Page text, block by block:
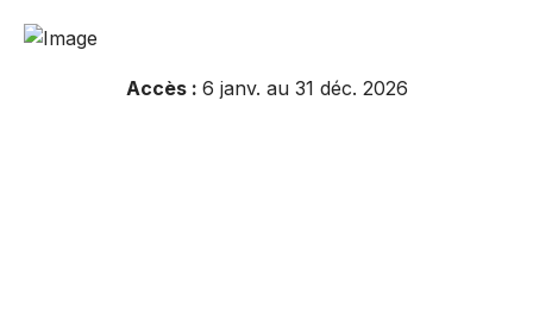
Accès : 6 janv. au 31 déc. 2026